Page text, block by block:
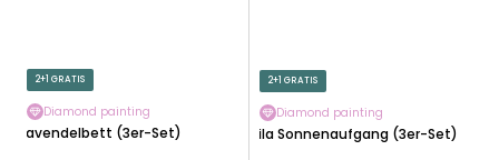
2+1 GRATIS
Diamond painting
Lavendelbett (3er-Set)
2+1 GRATIS
Diamond painting
Lila Sonnenaufgang (3er-Set)